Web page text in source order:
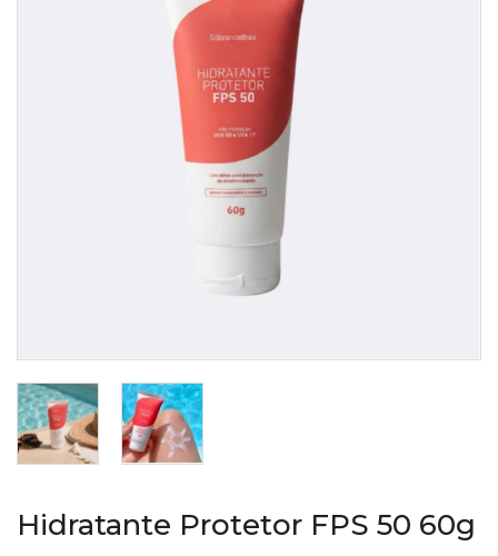
Hidratante Protetor FPS 50 60g